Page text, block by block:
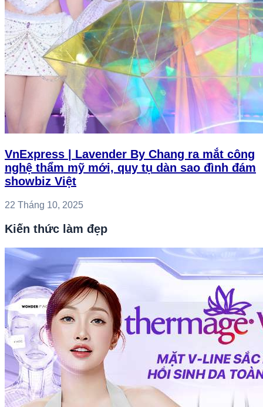
VnExpress | Lavender By Chang ra mắt công
nghệ thẩm mỹ mới, quy tụ dàn sao đình đám
showbiz Việt
22 Tháng 10, 2025
Kiến thức làm đẹp